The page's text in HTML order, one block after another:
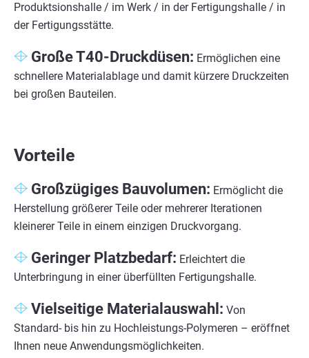
Produktsionshalle / im Werk / in der Fertigungshalle / in
der Fertigungsstätte.
Große T40-Druckdüsen: Ermöglichen eine
schnellere Materialablage und damit kürzere Druckzeiten
bei großen Bauteilen.
Vorteile
Großzügiges Bauvolumen: Ermöglicht die
Herstellung größerer Teile oder mehrerer Iterationen
kleinerer Teile in einem einzigen Druckvorgang.
Geringer Platzbedarf: Erleichtert die
Unterbringung in einer überfüllten Fertigungshalle.
Vielseitige Materialauswahl: Von
Standard- bis hin zu Hochleistungs-Polymeren – eröffnet
Ihnen neue Anwendungsmöglichkeiten.